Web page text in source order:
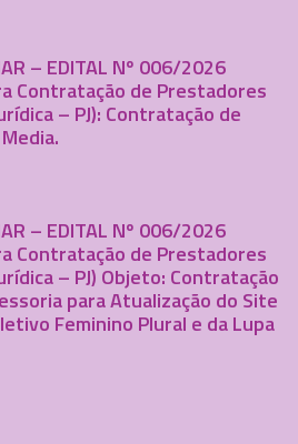
– EDITAL Nº 006/2026
Contratação de Prestadores
– PJ): Contratação de
– EDITAL Nº 006/2026
Contratação de Prestadores
– PJ) Objeto: Contratação
para Atualização do Site
Feminino Plural e da Lupa